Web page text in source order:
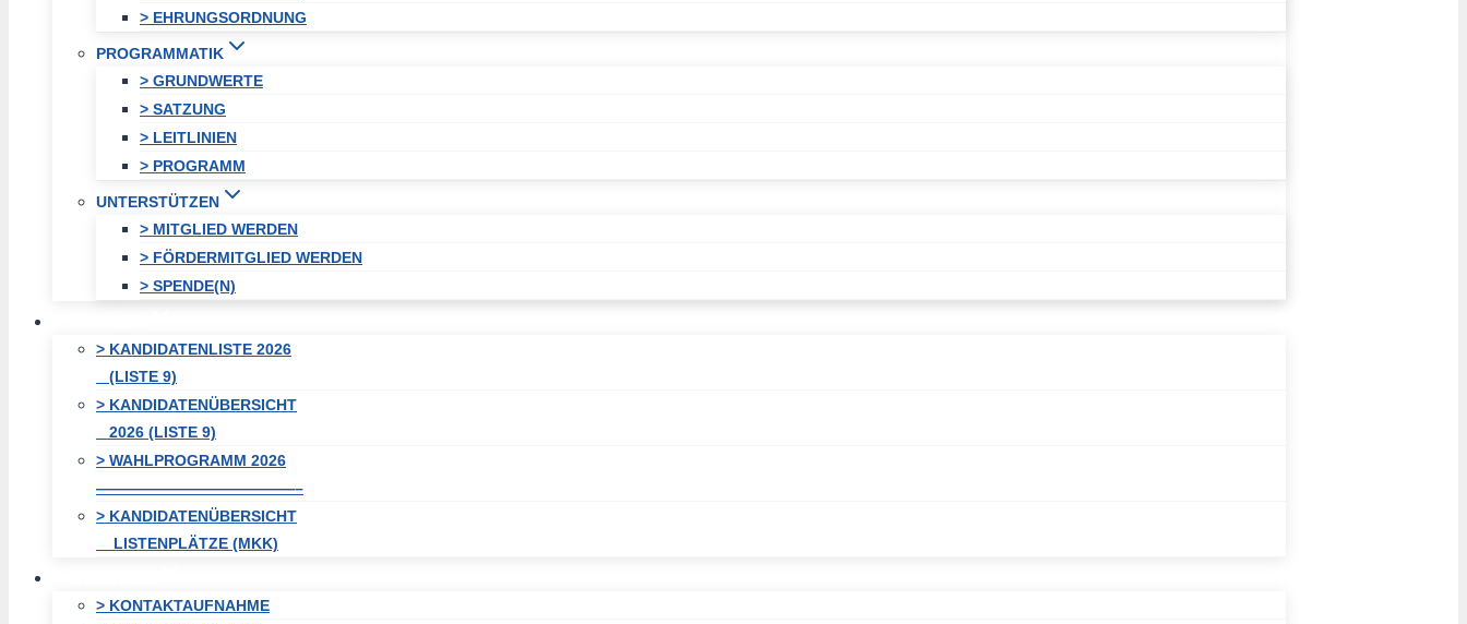
> EHRUNGSORDNUNG
PROGRAMMATIK
> GRUNDWERTE
> SATZUNG
> LEITLINIEN
> PROGRAMM
UNTERSTÜTZEN
> MITGLIED WERDEN
> FÖRDERMITGLIED WERDEN
> SPENDE(N)
> KANDIDATENLISTE 2026
(LISTE 9)
> KANDIDATENÜBERSICHT
2026 (LISTE 9)
> WAHLPROGRAMM 2026
—————————————–
> KANDIDATENÜBERSICHT
LISTENPLÄTZE (MKK)
> KONTAKTAUFNAHME